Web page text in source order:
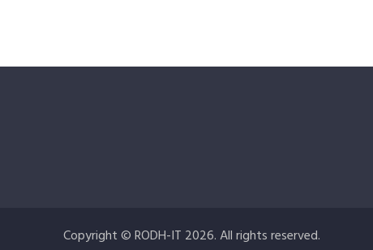
Copyright © RODH-IT 2026. All rights reserved.